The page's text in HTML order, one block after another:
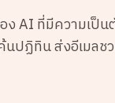
AI ที่มีความเป็น
ปฏิทิน ส่งอีเมลช